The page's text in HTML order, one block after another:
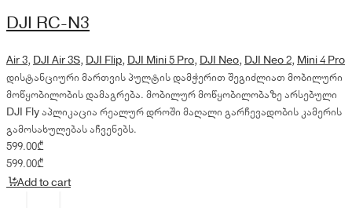
DJI RC-N3
Air 3, DJI Air 3S, DJI Flip, DJI Mini 5 Pro, DJI Neo, DJI Neo 2, Mini 4 Pro
დისტანციური მართვის პულტის დამჭერით შეგიძლიათ მობილური
მოწყობილობის დამაგრება. მობილურ მოწყობილობაზე არსებული
DJI Fly აპლიკაცია რეალურ დროში მაღალი გარჩევადობის კამერის
გამოსახულებას აჩვენებს.
599.00₾
599.00₾
Add to cart